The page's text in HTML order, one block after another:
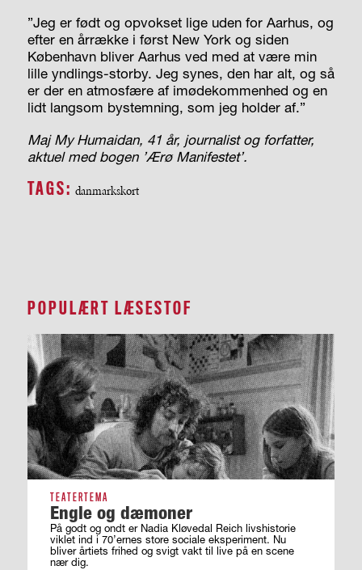
”Jeg er født og opvokset lige uden for Aarhus, og
efter en årrække i først New York og siden
København bliver Aarhus ved med at være min
lille yndlings-storby. Jeg synes, den har alt, og så
er der en atmosfære af imødekommenhed og en
lidt langsom bystemning, som jeg holder af.”
Maj My Humaidan, 41 år, journalist og forfatter,
aktuel med bogen ’Ærø Manifestet’.
TAGS: danmarkskort
POPULÆRT LÆSESTOF
TEATERTEMA
Engle og dæmoner
På godt og ondt er Nadia Kløvedal Reich livshistorie
viklet ind i 70’ernes store sociale eksperiment. Nu
bliver årtiets frihed og svigt vakt til live på en scene
nær dig.